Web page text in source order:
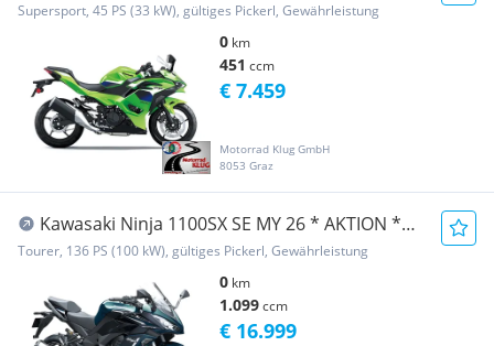
Supersport, 45 PS (33 kW), gültiges Pickerl, Gewährleistung
0 km
451 ccm
Motorrad Klug GmbH
8053 Graz
€ 7.459
Kawasaki Ninja 1100SX SE MY 26 * AKTION *
jetzt 1.850,- ...
Tourer, 136 PS (100 kW), gültiges Pickerl, Gewährleistung
0 km
1.099ccm
€ 16.999